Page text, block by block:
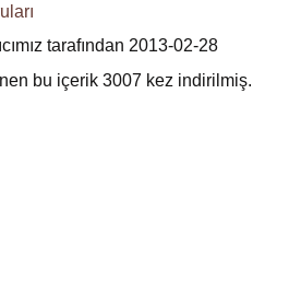
tarafından 2013-02-28
bu içerik 3007 kez indirilmiş.